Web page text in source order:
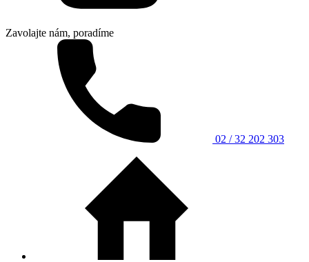
Zavolajte nám, poradíme
02 / 32 202 303